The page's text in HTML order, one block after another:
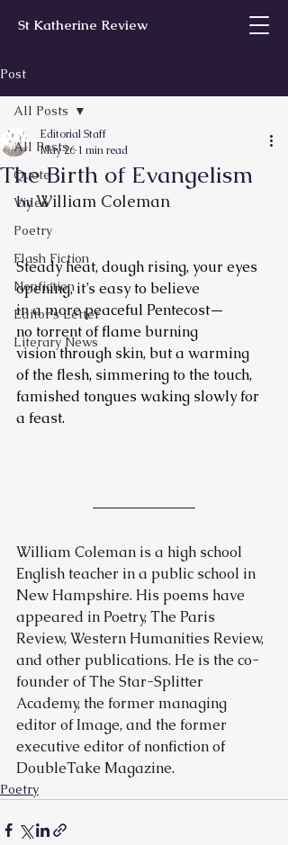
St Katherine Review
Post
All Posts
Quote
Video
Poetry
Flash Fiction
Nonfiction
Editor’s Letter
Literary News
All Posts
The Birth of Evangelism
Editorial Staff
May 26 1 min read
by William Coleman
Steady heat, dough rising, your eyes
opening, it’s easy to believe
in a more peaceful Pentecost—
no torrent of flame burning
vision through skin, but a warming
of the flesh, simmering to the touch,
famished tongues waking slowly for
a feast.
William Coleman is a high school
English teacher in a public school in
New Hampshire. His poems have
appeared in Poetry, The Paris
Review, Western Humanities Review,
and other publications. He is the co-
founder of The Star-Splitter
Academy, the former managing
editor of Image, and the former
executive editor of nonfiction of
DoubleTake Magazine.
Poetry